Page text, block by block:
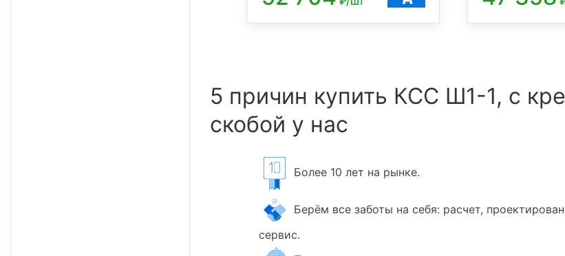
5 причин купить КСС Ш1-1, с
скобой у нас
Более 10 лет на рынке.
Берём все заботы на себя: расчет,
сервис.